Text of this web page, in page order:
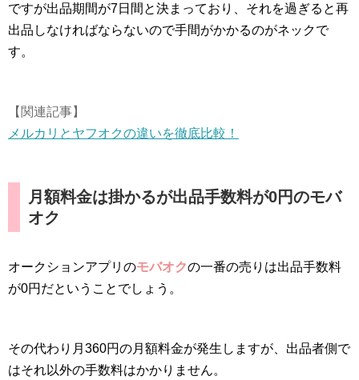
ですが出品期間が7日間と決まっており、それを過ぎると再
出品しなければならないので手間がかかるのがネックで
す。
【関連記事】
メルカリとヤフオクの違いを徹底比較！
月額料金は掛かるが出品手数料が0円のモバ
オク
オークションアプリのモバオクの一番の売りは出品手数料
が0円だということでしょう。
その代わり月360円の月額料金が発生しますが、出品者側で
はそれ以外の手数料はかかりません。